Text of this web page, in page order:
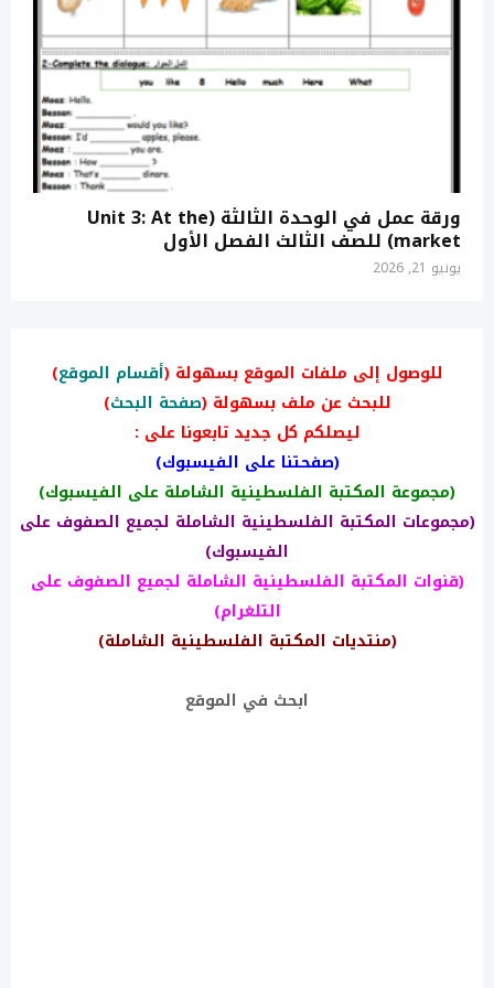
ورقة عمل في الوحدة الثالثة (Unit 3: At the
market) للصف الثالث الفصل الأول
يونيو 21, 2026
للوصول إلى ملفات الموقع بسهولة (أقسام الموقع)
للبحث عن ملف بسهولة (صفحة البحث)
ليصلكم كل جديد تابعونا على :
(صفحتنا على الفيسبوك)
(مجموعة المكتبة الفلسطينية الشاملة على الفيسبوك)
(مجموعات المكتبة الفلسطينية الشاملة لجميع الصفوف على
الفيسبوك)
(قنوات المكتبة الفلسطينية الشاملة لجميع الصفوف على
التلغرام)
(منتديات المكتبة الفلسطينية الشاملة)
ابحث في الموقع